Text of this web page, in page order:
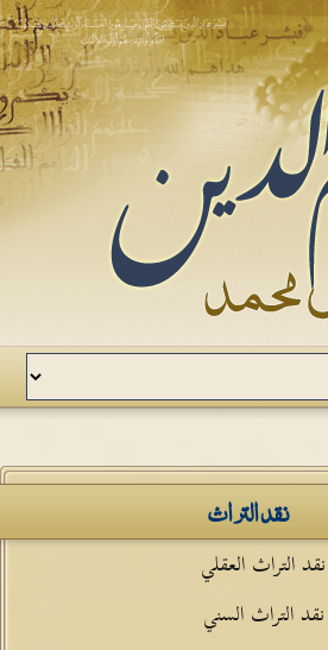
نقد التراث
نقد التراث العقلي
نقد التراث السني